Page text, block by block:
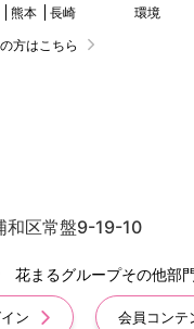
熊本
長崎
方はこちら
環境
和区常盤9-19-10
花まるグループその他部
ン 会員コンテ